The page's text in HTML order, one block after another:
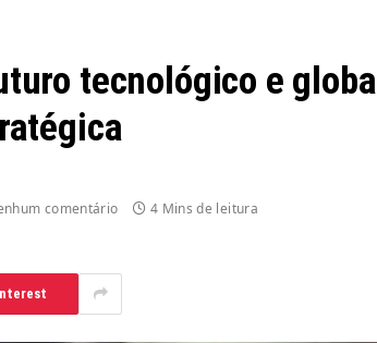
tecnológico e global
comentário 4 Mins de leitura